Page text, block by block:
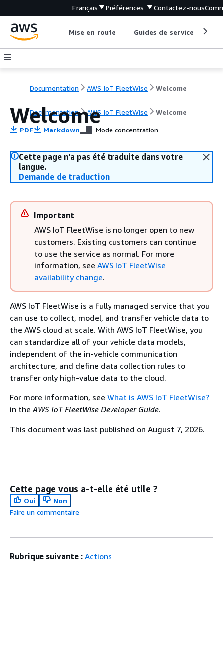
Français Préférences Contactez-nous
Mise en route Guides de service
Documentation AWS IoT FleetWise Welcome
Documentation AWS IoT FleetWise Welcome
Welcome
PDF Markdown Mode concentration
Cette page n'a pas été traduite dans votre
langue.
Demande de traduction
Important
AWS IoT FleetWise is no longer open to new
customers. Existing customers can continue
to use the service as normal. For more
information, see AWS IoT FleetWise
availability change.
AWS IoT FleetWise is a fully managed service that you
can use to collect, model, and transfer vehicle data to
the AWS cloud at scale. With AWS IoT FleetWise, you
can standardize all of your vehicle data models,
independent of the in-vehicle communication
architecture, and define data collection rules to
transfer only high-value data to the cloud.
For more information, see What is AWS IoT FleetWise?
in theAWS IoT FleetWise Developer Guide.
This document was last published on August 7, 2026.
Cette page vous a-t-elle été utile ?
Oui
Non
Faire un commentaire
Rubrique suivante : Actions